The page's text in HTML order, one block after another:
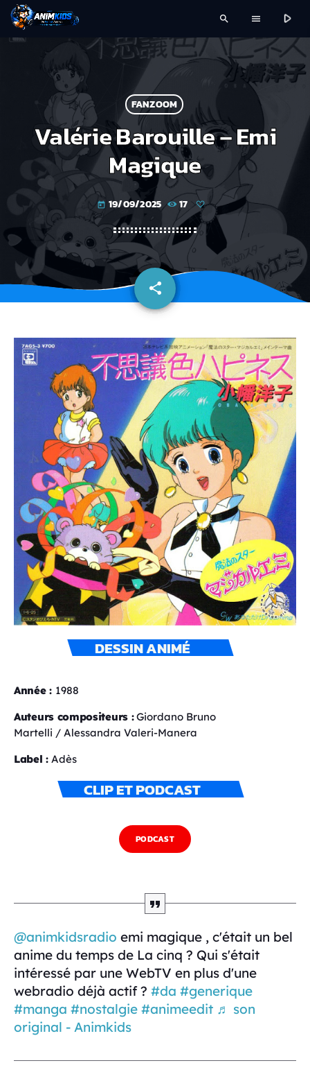
search menu play_arrow
FANZOOM
Valérie Barouille – Emi
Magique
today 19/09/2025 17
share
email
DESSIN ANIMÉ
Année : 1988
Auteurs compositeurs :Giordano Bruno
Martelli / Alessandra Valeri-Manera
Label : Adès
CLIP ET PODCAST
PODCAST
@animkidsradio emi magique , c'était un bel
anime du temps de La cinq ? Qui s'était
intéressé par une WebTV en plus d'une
webradio déjà actif ? #da #generique
#manga #nostalgie #animeedit ♬ son
original - Animkids